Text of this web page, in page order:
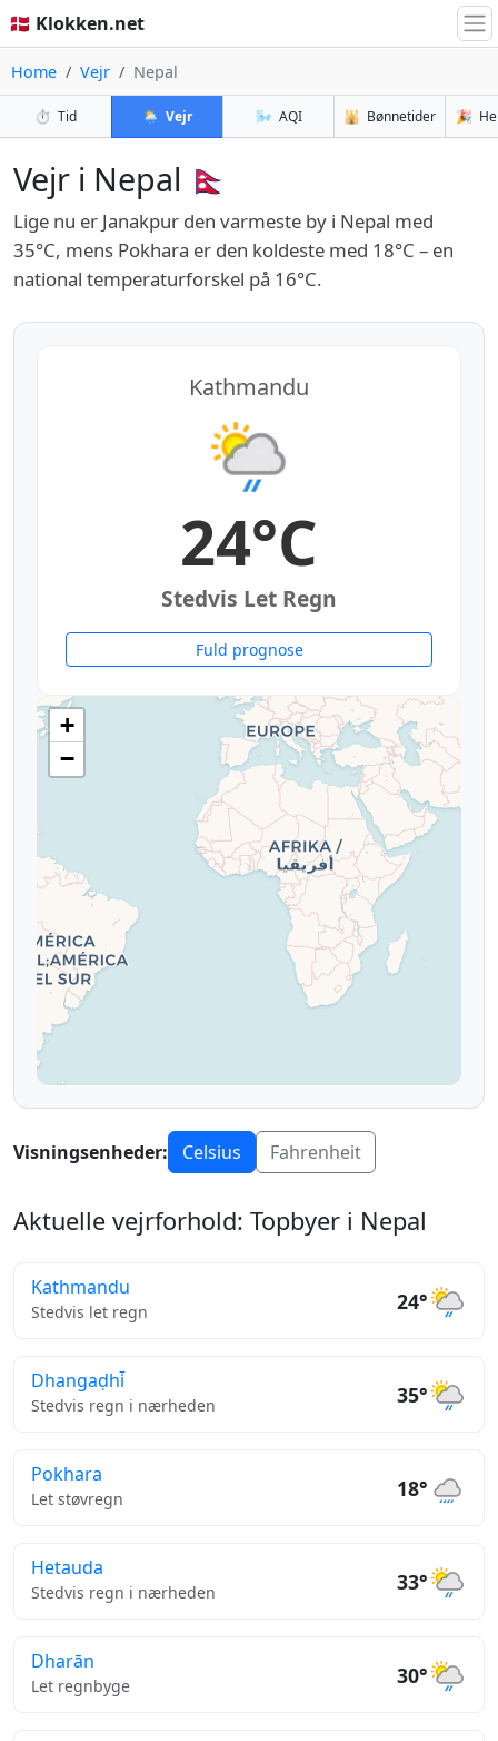
🇩🇰 Klokken.net
Home Vejr Nepal
⏱️ Tid 🌦️ Vejr 🌬️ AQI 🕌 Bønnetider 🎉
Vejr i Nepal 🇳🇵
Lige nu er Janakpur den varmeste by i Nepal med
35°C, mens Pokhara er den koldeste med 18°C – en
national temperaturforskel på 16°C.
Kathmandu
24°C
Stedvis Let Regn
Fuld prognose
+
−
Visningsenheder: Celsius Fahrenheit
Aktuelle vejrforhold: Topbyer i Nepal
Kathmandu
Stedvis let regn 24°
Dhangaḍhi̇̄
Stedvis regn i nærheden 35°
Pokhara
Let støvregn 18°
Hetauda
Stedvis regn i nærheden 33°
Dharān
Let regnbyge 30°